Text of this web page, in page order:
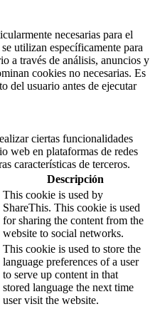
necesarias para el
utilizan específicamente para
a través de análisis, anuncios y
cookies no necesarias. Es
del usuario antes de ejecutar
ciertas funcionalidades
web en plataformas de redes
características de terceros.
Descripción
This cookie is used by
ShareThis. This cookie is used
for sharing the content from the
website to social networks.
This cookie is used to store the
language preferences of a user
to serve up content in that
stored language the next time
user visit the website.